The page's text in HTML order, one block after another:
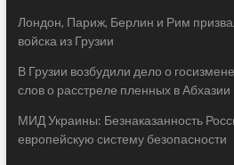
Лондон, Париж, Берлин и Рим
войска из Грузии
В Грузии возбудили дело о
слов о расстреле пленных в Абхазии
МИД Украины: Безнаказанность
европейскую систему безопасности